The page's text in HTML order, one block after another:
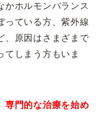
かホルモンバランス
っている方、紫外線
、原因はさまざまで
てしまう方もいま
専門的な治療を始め